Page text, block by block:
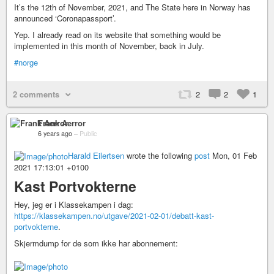
It’s the 12th of November, 2021, and The State here in Norway has
announced ‘Coronapassport’.
Yep. I already read on its website that something would be
implemented in this month of November, back in July.
#norge
2 comments 2 2 1
Frank Aerror
6 years ago – Public
Harald Eilertsen wrote the following post Mon, 01 Feb
2021 17:13:01 +0100
Kast Portvokterne
Hey, jeg er i Klassekampen i dag:
https://klassekampen.no/utgave/2021-02-01/debatt-kast-
portvokterne.
Skjermdump for de som ikke har abonnement: